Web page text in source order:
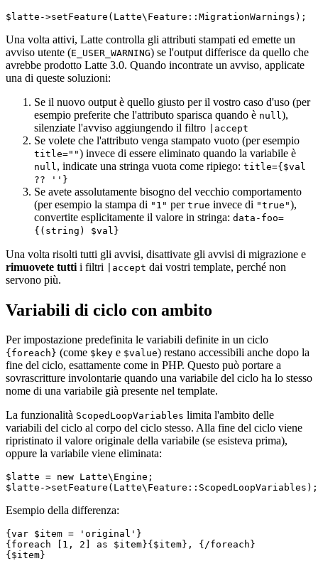
Una volta attivi, Latte controlla gli attributi stampati ed emette un
avviso utente (E_USER_WARNING) se l'output differisce da quello che
avrebbe prodotto Latte 3.0. Quando incontrate un avviso, applicate
una di queste soluzioni:
Se il nuovo output è quello giusto per il vostro caso d'uso (per
esempio preferite che l'attributo sparisca quando è null ),
silenziate l'avviso aggiungendo il filtro
|accept
Se volete che l'attributo venga stampato vuoto (per esempio
title="") invece di essere eliminato quando la variabile è
null , indicate una stringa vuota come ripiego: title={$val
?? ''}
Se avete assolutamente bisogno del vecchio comportamento
(per esempio la stampa di "1" per true invece di "true"),
convertite esplicitamente il valore in stringa: data-foo=
{(string) $val}
Una volta risolti tutti gli avvisi, disattivate gli avvisi di migrazione e
rimuovete tutti i filtri |accept dai vostri template, perché non
servono più.
Variabili di ciclo con ambito
Per impostazione predefinita le variabili definite in un ciclo
{foreach} (come $key e $value) restano accessibili anche dopo la
fine del ciclo, esattamente come in PHP. Questo può portare a
sovrascritture involontarie quando una variabile del ciclo ha lo stesso
nome di una variabile già presente nel template.
La funzionalità ScopedLoopVariables limita l'ambito delle
variabili del ciclo al corpo del ciclo stesso. Alla fine del ciclo viene
ripristinato il valore originale della variabile (se esisteva prima),
oppure la variabile viene eliminata:
$latte = new Latte\Engine;
Esempio della differenza:
{var $item = 'original'}
{foreach [1, 2] as $item}{$item}, {/foreach}